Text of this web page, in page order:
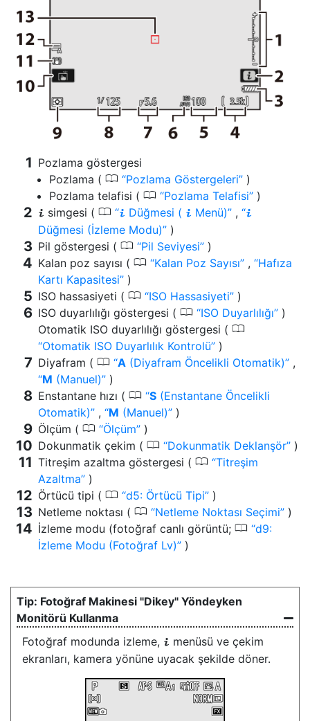
Pozlama göstergesi
Pozlama ( 0 Pozlama Göstergeleri
)
Pozlama telafisi ( 0 Pozlama Telafisi )
i simgesi ( 0 i Düğmesi ( i Menü) , i
Düğmesi (İzleme Modu)
)
Pil göstergesi ( 0 Pil Seviyesi
)
Kalan poz sayısı ( 0 Kalan Poz Sayısı ,
Hafıza
Kartı Kapasitesi
)
ISO hassasiyeti ( 0 ISO Hassasiyeti
)
ISO duyarlılığı göstergesi ( 0 ISO Duyarlılığı
)
Otomatik ISO duyarlılığı göstergesi ( 0
Otomatik ISO Duyarlılık Kontrolü
)
Diyafram ( 0 A (Diyafram Öncelikli Otomatik)
,
M (Manuel)
)
Enstantane hızı ( 0 S (Enstantane Öncelikli
Otomatik)
, M (Manuel)
)
Ölçüm ( 0 Ölçüm
)
Dokunmatik çekim ( 0 Dokunmatik Deklanşör )
Titreşim azaltma göstergesi ( 0 Titreşim
Azaltma
)
Örtücü tipi ( 0 d5: Örtücü Tipi
)
Netleme noktası ( 0 Netleme Noktası Seçimi
)
İzleme modu (fotoğraf canlı görüntü; 0 d9:
İzleme Modu (Fotoğraf Lv)
)
Fotoğraf Makinesi "Dikey" Yöndeyken
Monitörü Kullanma
Fotoğraf modunda izleme, i menüsü ve çekim
ekranları, kamera yönüne uyacak şekilde döner.